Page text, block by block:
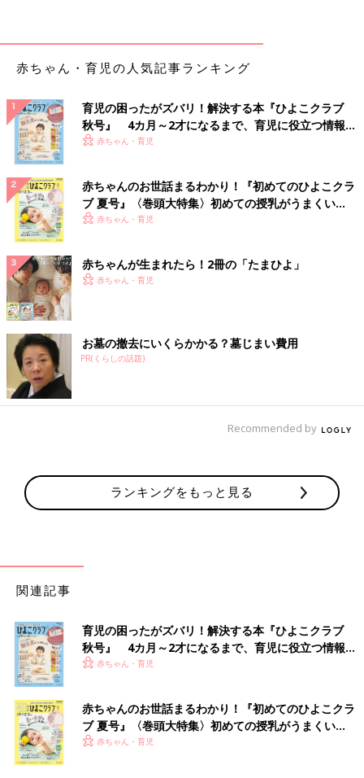
赤ちゃん・育児の人気記事ランキング
育児の困ったがズバリ！解決する本『ひよこクラブ
秋号』 4カ月～2才になるまで、育児に役立つ情報が
いっぱい！
赤ちゃん・育児
赤ちゃんのお世話まるわかり！『初めてのひよこクラ
ブ 夏号』〈巻頭大特集〉初めての授乳がうまくい
く！ おっぱい・ミルクの基本と夏のトラブル 解決テ
赤ちゃん・育児
赤ちゃんが生まれたら！2冊の「たまひよ」
赤ちゃん・育児
お墓の撤去にいくらかかる？墓じまい費用
PR(くらしの話題)
Recommended by
ランキングをもっと見る
関連記事
育児の困ったがズバリ！解決する本『ひよこクラブ
秋号』 4カ月～2才になるまで、育児に役立つ情報が
いっぱい！
赤ちゃん・育児
赤ちゃんのお世話まるわかり！『初めてのひよこクラ
ブ 夏号』〈巻頭大特集〉初めての授乳がうまくい
く！ おっぱい・ミルクの基本と夏のトラブル 解決テ
赤ちゃん・育児